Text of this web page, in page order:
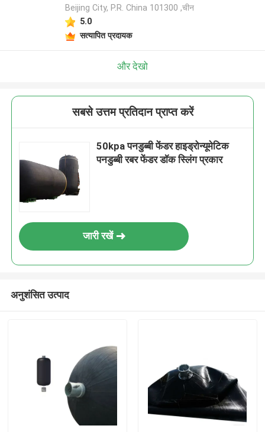
Beijing City, P.R. China 101300 ,चीन
5.0
सत्यापित प्रदायक
और देखो
सबसे उत्तम प्रतिदान प्राप्त करें
50kpa पनडुब्बी फेंडर हाइड्रोन्यूमेटिक
पनडुब्बी रबर फेंडर डॉक स्लिंग प्रकार
जारी रखें
अनुशंसित उत्पाद